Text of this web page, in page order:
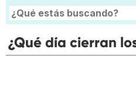
¿Qué día cierran